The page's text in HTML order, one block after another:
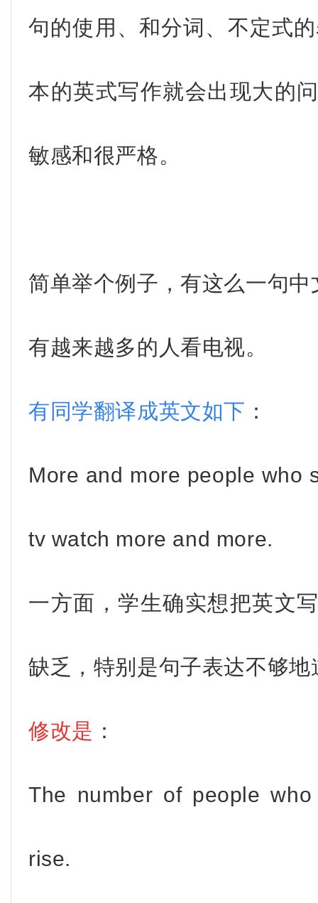
句的使用、和分词、不定式
本的英式写作就会出现大的
敏感和很严格。
简单举个例子，有这么一句中
有越来越多的人看电视。
有同学翻译成英文如下 ：
More and more people who
tv watch more and more.
一方面，学生确实想把英文
缺乏，特别是句子表达不够地
修改是 ：
The number of people
rise.